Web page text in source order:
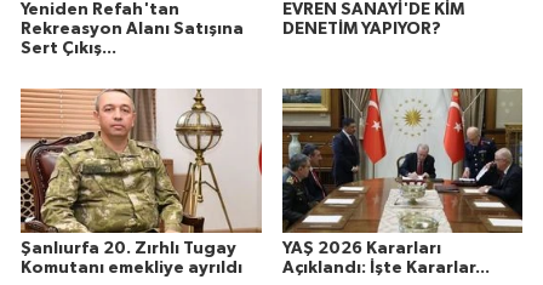
Yeniden Refah'tan
Rekreasyon Alanı Satışına
Sert Çıkış...
EVREN SANAYİ'DE KİM
DENETİM YAPIYOR?
Şanlıurfa 20. Zırhlı Tugay
Komutanı emekliye ayrıldı
YAŞ 2026 Kararları
Açıklandı: İşte Kararlar...